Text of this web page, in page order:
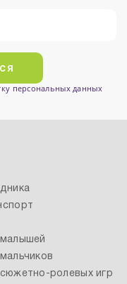
персональных данных
ролевых игр